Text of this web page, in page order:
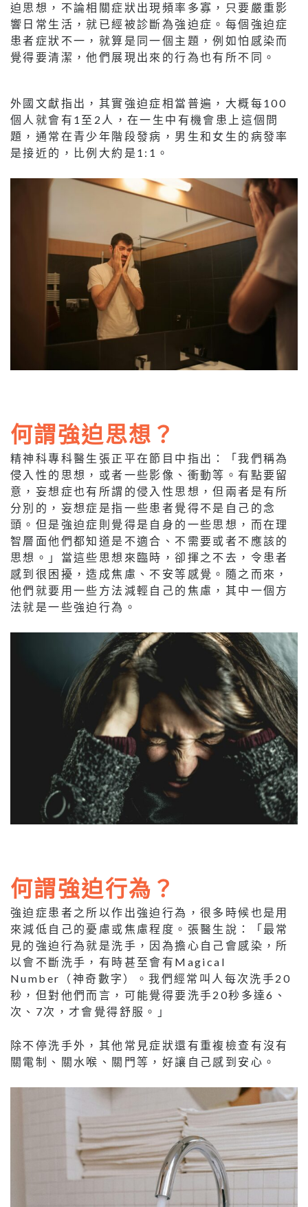
迫思想，不論相關症狀出現頻率多寡，只要嚴重影
響日常生活，就已經被診斷為強迫症。每個強迫症
患者症狀不一，就算是同一個主題，例如怕感染而
覺得要清潔，他們展現出來的行為也有所不同。
外國文獻指出，其實強迫症相當普遍，大概每100
個人就會有1至2人，在一生中有機會患上這個問
題，通常在青少年階段發病，男生和女生的病發率
是接近的，比例大約是1:1。
何謂強迫思想？
精神科專科醫生張正平在節目中指出：「我們稱為
侵入性的思想，或者一些影像、衝動等。有點要留
意，妄想症也有所謂的侵入性思想，但兩者是有所
分別的，妄想症是指一些患者覺得不是自己的念
頭。但是強迫症則覺得是自身的一些思想，而在理
智層面他們都知道是不適合、不需要或者不應該的
思想。」當這些思想來臨時，卻揮之不去，令患者
感到很困擾，造成焦慮、不安等感覺。隨之而來，
他們就要用一些方法減輕自己的焦慮，其中一個方
法就是一些強迫行為。
何謂強迫行為？
強迫症患者之所以作出強迫行為，很多時候也是用
來減低自己的憂慮或焦慮程度。張醫生說：「最常
見的強迫行為就是洗手，因為擔心自己會感染，所
以會不斷洗手，有時甚至會有Magical
Number（神奇數字）。我們經常叫人每次洗手20
秒，但對他們而言，可能覺得要洗手20秒多達6、
次、7次，才會覺得舒服。」
除不停洗手外，其他常見症狀還有重複檢查有沒有
關電制、關水喉、關門等，好讓自己感到安心。